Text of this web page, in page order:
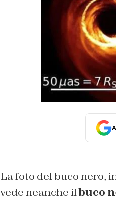
La foto del buco nero,
vede neanche ilbuco